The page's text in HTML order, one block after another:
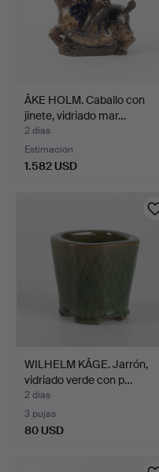
ÅKE HOLM. Caballo con
jinete, vidriado mar…
2 días
Estimación
1.582 USD
WILHELM KÅGE. Jarrón,
vidriado verde con p…
2 días
3 pujas
80 USD